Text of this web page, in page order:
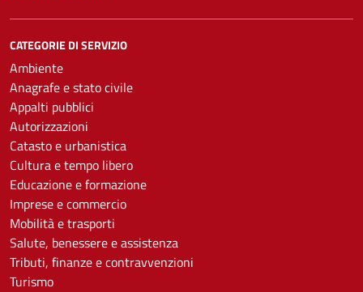
CATEGORIE DI SERVIZIO
Ambiente
Anagrafe e stato civile
Appalti pubblici
Autorizzazioni
Catasto e urbanistica
Cultura e tempo libero
Educazione e formazione
Imprese e commercio
Mobilità e trasporti
Salute, benessere e assistenza
Tributi, finanze e contravvenzioni
Turismo